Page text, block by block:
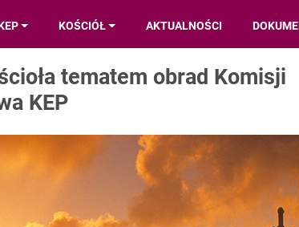
KOŚCIÓŁ AKTUALNOŚCI
tematem obrad Komisji
KEP